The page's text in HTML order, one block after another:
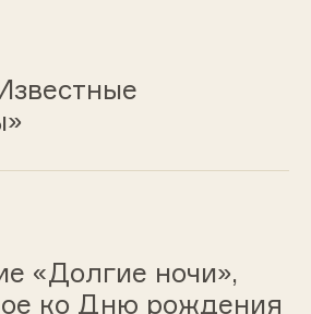
«Долгие ночи»,
ко Дню рождения